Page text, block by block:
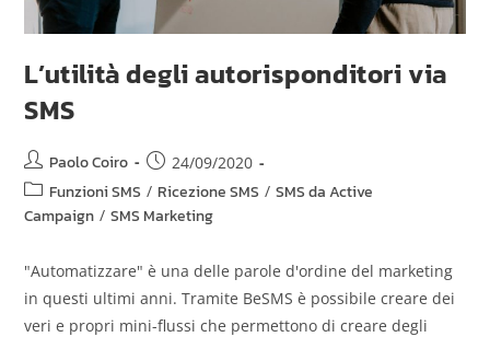
L’utilità degli autorisponditori via
SMS
Paolo Coiro 24/09/2020
Funzioni SMS / Ricezione SMS / SMS da Active
Campaign / SMS Marketing
"Automatizzare" è una delle parole d'ordine del marketing
in questi ultimi anni. Tramite BeSMS è possibile creare dei
veri e propri mini-flussi che permettono di creare degli